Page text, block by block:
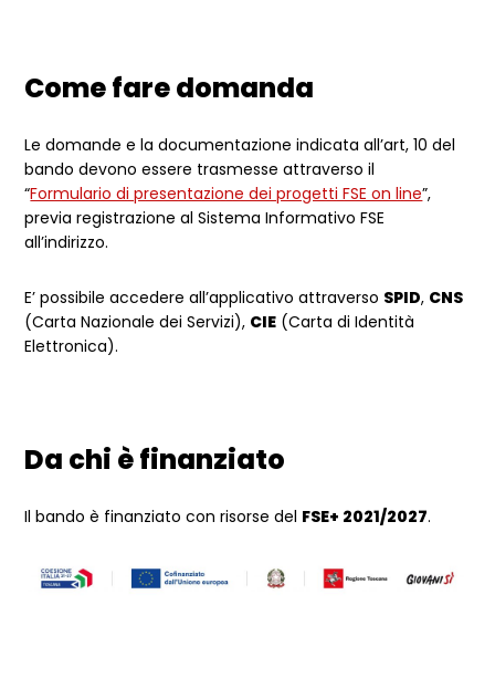
Come fare domanda
Le domande e la documentazione indicata all’art, 10 del
bando devono essere trasmesse attraverso il
“Formulario di presentazione dei progetti FSE on line”,
previa registrazione al Sistema Informativo FSE
all’indirizzo.
E’ possibile accedere all’applicativo attraverso SPID, CNS
(Carta Nazionale dei Servizi), CIE (Carta di Identità
Elettronica).
Da chi è finanziato
Il bando è finanziato con risorse del FSE+ 2021/2027.